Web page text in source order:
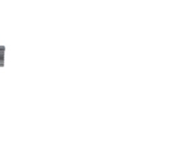
共通
資詐欺 #詐欺 #弁護士 #法律
る方法